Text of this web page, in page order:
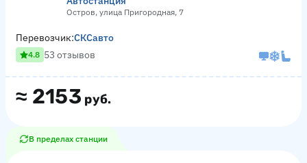
Остров, улица Пригородная, 7
≈ 2153 руб.
Перевозчик:СКСавто
4.8 53 отзывов
В пределах станции